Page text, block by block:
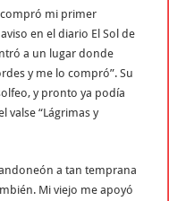
compró mi primer
en el diario El Sol de
a un lugar donde
y me lo compró”. Su
y pronto ya podía
valse “Lágrimas y
a tan temprana
Mi viejo me apoyó